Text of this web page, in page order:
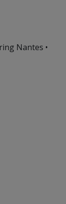
Nantes •